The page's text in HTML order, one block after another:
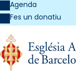
Agenda
Fes un donatiu